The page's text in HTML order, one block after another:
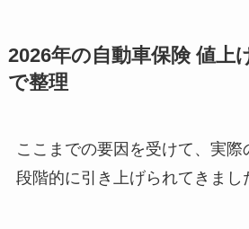
2026年の自動車保険 値上
で整理
ここまでの要因を受けて、実際
段階的に引き上げられてきまし